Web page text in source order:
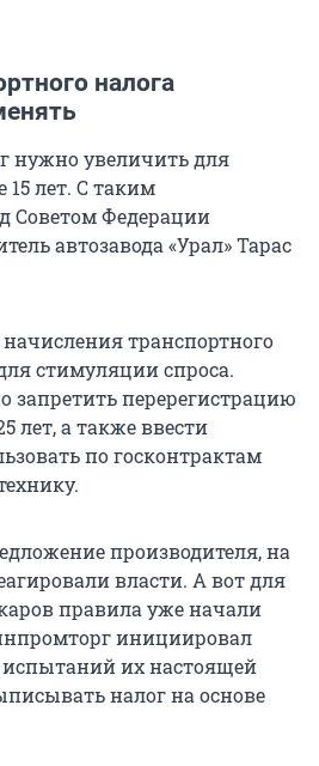
налога
нужно увеличить для
лет. С таким
Советом Федерации
автозавода «Урал» Тарас
транспортного
стимуляции спроса.
запретить перерегистрацию
лет, а также ввести
по госконтрактам
производителя, на
власти. А вот для
правила уже начали
инициировал
испытаний их настоящей
налог на основе